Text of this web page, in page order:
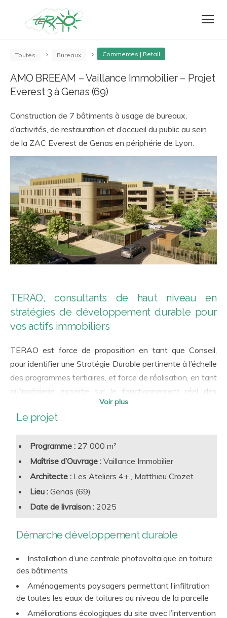
Toutes Bureaux Commerces | Retail
AMO BREEAM – Vaillance Immobilier – Projet
Everest 3 à Genas (69)
Construction de 7 bâtiments à usage de bureaux,
d’activités, de restauration et d’accueil du public au sein
de la ZAC Everest de Genas en périphérie de Lyon.
TERAO, consultants de haut niveau en
stratégies de développement durable pour
vos actifs immobiliers
TERAO est force de proposition en tant que Conseil,
pour identifier une Stratégie Durable pertinente à l’échelle
des programmes tertiaires, et force de réalisation, en tant
qu’ingénierie experte sur le fonctionnement réel des
mire la qualité d’usage et la performance en exploitation.
à l’aune de ses apports immobiliers et techniques de long
terme ainsi que pour les utilisateurs. Cette approche
s’inscrit dans une logique cohérente de RSE et les
démarches visées par notre travail confèrent une plus-
bas carbone , efficacité énergétique , respect des
ressources et de l’environnement, santé et bien-être, …
Aujourd’hui, ces préoccupations sont catalysées par la
RE2020 pour les Projets neufs, et par le Décret tertiaire
pour les projets rénovés.
Le projet
Programme : 27 000 m²
Maîtrise d’Ouvrage : Vaillance Immobilier
Architecte : Les Ateliers 4+ , Matthieu Crozet
Lieu : Genas (69)
Date de livraison : 2025
Démarche développement durable
Installation d’une centrale photovoltaïque en toiture
des bâtiments
Aménagements paysagers permettant l’infiltration
de toutes les eaux de toitures au niveau de la parcelle
Améliorations écologiques du site avec l’intervention